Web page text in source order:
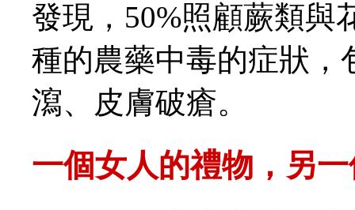
發現，50%照顧蕨類與
種的農藥中毒的症狀，
瀉、皮膚破瘡。
一個女人的禮物，另